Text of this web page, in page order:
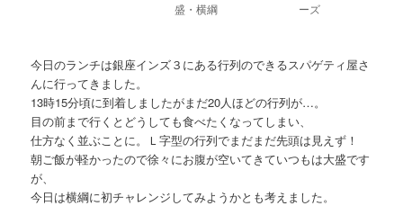
盛・横綱
ーズ
今日のランチは銀座インズ３にある行列のできるスパゲティ屋さ
んに行ってきました。
13時15分頃に到着しましたがまだ20人ほどの行列が…。
目の前まで行くとどうしても食べたくなってしまい、
仕方なく並ぶことに。Ｌ字型の行列でまだまだ先頭は見えず！
朝ご飯が軽かったので徐々にお腹が空いてきていつもは大盛です
が、
今日は横綱に初チャレンジしてみようかとも考えました。